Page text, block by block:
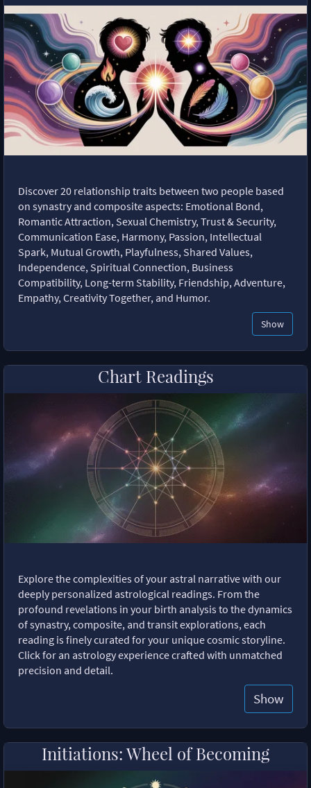
Discover 20 relationship traits between two people based
on synastry and composite aspects: Emotional Bond,
Romantic Attraction, Sexual Chemistry, Trust & Security,
Communication Ease, Harmony, Passion, Intellectual
Spark, Mutual Growth, Playfulness, Shared Values,
Independence, Spiritual Connection, Business
Compatibility, Long-term Stability, Friendship, Adventure,
Empathy, Creativity Together, and Humor.
Show
Chart Readings
Explore the complexities of your astral narrative with our
deeply personalized astrological readings. From the
profound revelations in your birth analysis to the dynamics
of synastry, composite, and transit explorations, each
reading is finely curated for your unique cosmic storyline.
Click for an astrology experience crafted with unmatched
precision and detail.
Show
Initiations: Wheel of Becoming